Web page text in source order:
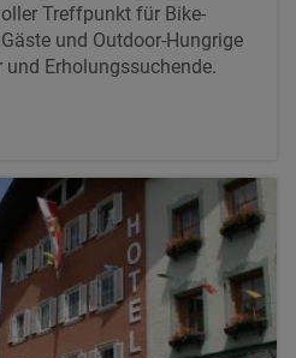
Treffpunkt für Bike-
und Outdoor-Hungrige
und Erholungssuchende.